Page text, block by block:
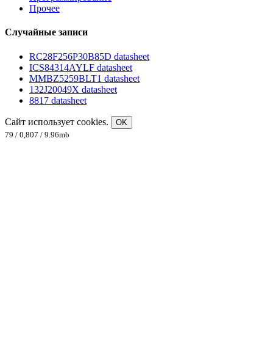
Прочее
Случайные записи
RC28F256P30B85D datasheet
ICS84314AYLF datasheet
MMBZ5259BLT1 datasheet
132J20049X datasheet
8817 datasheet
Сайт использует cookies.
OK
79 / 0,807 / 9.96mb